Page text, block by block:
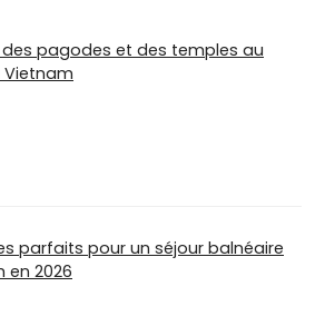
des pagodes et des temples au
parfaits pour un séjour balnéaire
en 2026